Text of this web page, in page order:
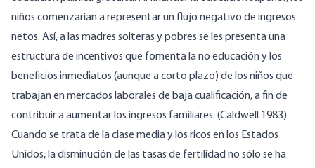
niños comenzarían a representar un flujo negativo de ingresos
netos. Así, a las madres solteras y pobres se les presenta una
estructura de incentivos que fomenta la no educación y los
beneficios inmediatos (aunque a corto plazo) de los niños que
trabajan en mercados laborales de baja cualificación, a fin de
contribuir a aumentar los ingresos familiares. (Caldwell 1983)
Cuando se trata de la clase media y los ricos en los Estados
Unidos, la disminución de las tasas de fertilidad no sólo se ha